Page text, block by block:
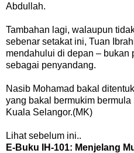
Abdullah.
Tambahan lagi, walaupun
sebenar setakat ini, Tuan
mendahului di depan – bukan
sebagai penyandang.
Nasib Mohamad bakal
yang bakal bermukim
Kuala Selangor.(MK)
Lihat sebelum ini..
E-Buku IH-101: Menjelang